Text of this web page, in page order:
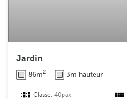
Jardin
86m2 3m hauteur
Classe:40pax